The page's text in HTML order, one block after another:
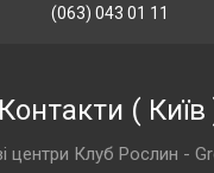
(063) 043 01 11
Контакти ( Київ
центри Клуб Рослин -